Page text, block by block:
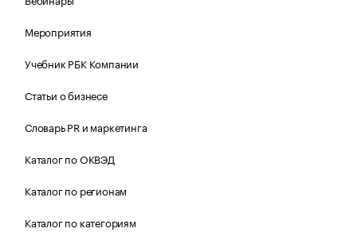
Мероприятия
Учебник РБК Компании
Статьи о бизнесе
Словарь PR и маркетинга
Каталог по ОКВЭД
Каталог по регионам
Каталог по категориям